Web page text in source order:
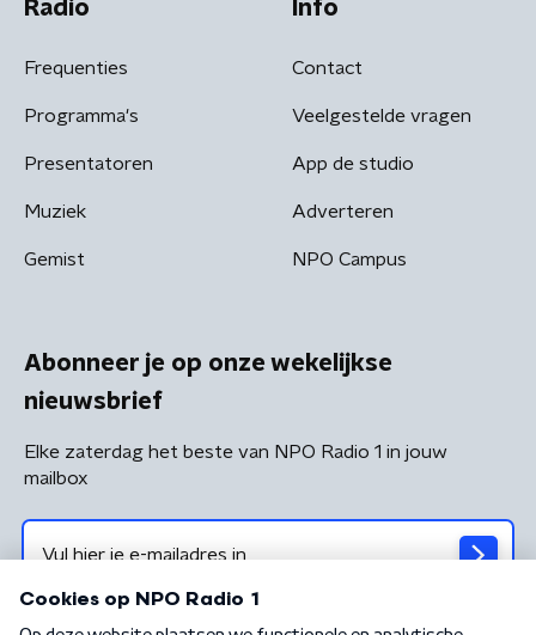
Radio
Frequenties
Programma's
Presentatoren
Muziek
Gemist
Info
Contact
Veelgestelde vragen
App de studio
Adverteren
NPO Campus
Abonneer je op onze wekelijkse
nieuwsbrief
Elke zaterdag het beste van NPO Radio 1 in jouw
mailbox